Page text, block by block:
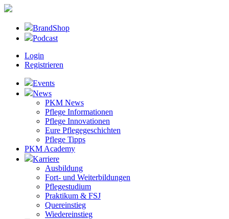
BrandShop
Podcast
Login
Registrieren
Events
News
PKM News
Pflege Informationen
Pflege Innovationen
Eure Pflegegeschichten
Pflege Tipps
PKM Academy
Karriere
Ausbildung
Fort- und Weiterbildungen
Pflegestudium
Praktikum & FSJ
Quereinstieg
Wiedereinstieg